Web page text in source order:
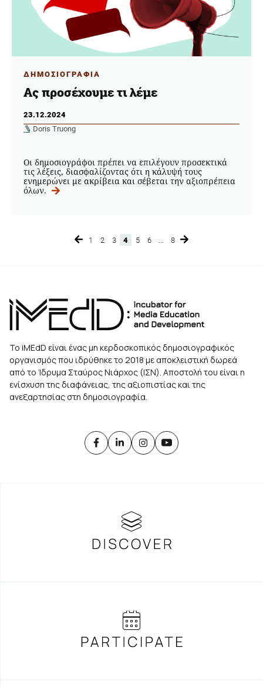
ΔΗΜΟΣΙΟΓΡΑΦΙΑ
Ας προσέχουμε τι λέμε
23.12.2024
Doris Truong
Οι δημοσιογράφοι πρέπει να επιλέγουν προσεκτικά
τις λέξεις, διασφαλίζοντας ότι η κάλυψή τους
ενημερώνει με ακρίβεια και σέβεται την αξιοπρέπεια
όλων.
Page
1 Page
2 Page
3 Page
4 Page
5 Page
6 Page
8
Το iMEdD είναι ένας μη κερδοσκοπικός δημοσιογραφικός
οργανισμός που ιδρύθηκε το 2018 με αποκλειστική δωρεά
από το Ίδρυμα Σταύρος Νιάρχος (ΙΣΝ). Αποστολή του είναι η
ενίσχυση της διαφάνειας, της αξιοπιστίας και της
ανεξαρτησίας στη δημοσιογραφία.